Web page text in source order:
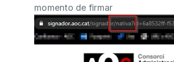
momento de firmar